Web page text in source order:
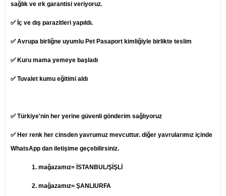
sağlık ve ırk garantisi veriyoruz.
✅ İç ve dış parazitleri yapıldı.
✅ Avrupa birliğne uyumlu Pet Pasaport kimliğiyle birlikte teslim
✅ Kuru mama yemeye başladı
✅ Tuvalet kumu eğitimi aldı
✅ Türkiye'nin her yerine güvenli gönderim sağlıyoruz
✅ Her renk her cinsden yavrumuz mevcuttur. diğer yavrularımız içinde
WhatsApp dan iletişime geçebilirsiniz.
1. mağazamız= İSTANBUL/ŞİŞLİ
2. mağazamız= ŞANLIURFA